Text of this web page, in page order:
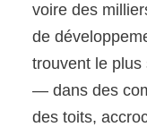
voire des
de
trouvent le
— dans des
des toits,